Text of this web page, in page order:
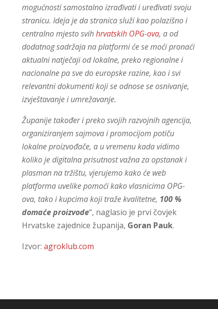
mogućnosti samostalno izrađivati i uređivati svoju
stranicu. Ideja je da stranica služi kao polazišno i
centralno mjesto svihhrvatskih OPG-ova, a od
dodatnog sadržaja na platformi će se moći pronaći
aktualni natječaji od lokalne, preko regionalne i
nacionalne pa sve do europske razine, kao i svi
relevantni dokumenti koji se odnose se osnivanje,
izvještavanje i umrežavanje.
Županije također i preko svojih razvojnih agencija,
organiziranjem sajmova i promocijom potiču
lokalne proizvođače, a u vremenu kada vidimo
koliko je digitalna prisutnost važna za opstanak i
plasman na tržištu, vjerujemo kako će web
platforma uvelike pomoći kako vlasnicima OPG-
ova, tako i kupcima koji traže kvalitetne, 100 %
domaće proizvode“, naglasio je prvi čovjek
Hrvatske zajednice županija, Goran Pauk.
Izvor: agroklub.com